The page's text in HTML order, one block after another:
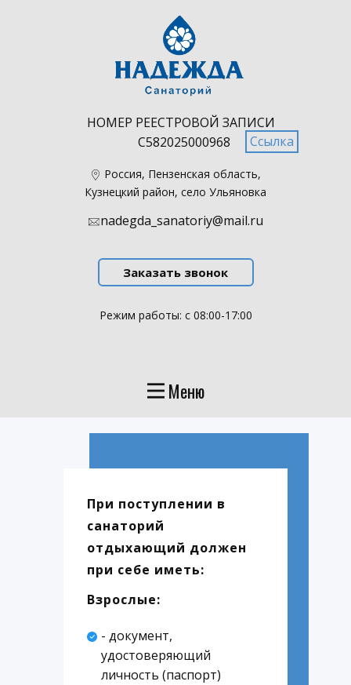
НОМЕР РЕЕСТРОВОЙ ЗАПИСИ
С582025000968
Ссылка
​Россия, Пензенская область,
Кузнецкий район, село Ульяновка
nadegda_sanatoriy@mail.ru
Заказать звонок
Режим работы: с 08:00-17:00
Меню
При поступлении в
санаторий
отдыхающий должен
при себе иметь:
Взрослые:
- документ,
удостоверяющий
личность (паспорт)